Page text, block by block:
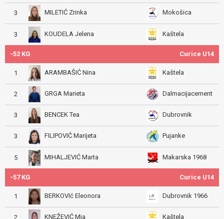
3 MILETIĆ Zrinka Mokošica
3 KOUDELA Jelena Kaštela
-52 KG Curice U14
1 ARAMBAŠIĆ Nina Kaštela
2 GRGA Marieta Dalmacijacement
3 BENCEK Tea Dubrovnik
3 FILIPOVIĆ Marijeta Pujanke
5 MIHALJEVIĆ Marta Makarska 1968
-57 KG Curice U14
1 BERKOVIć Eleonora Dubrovnik 1966
2 KNEŽEVIĆ Mia Kaštela